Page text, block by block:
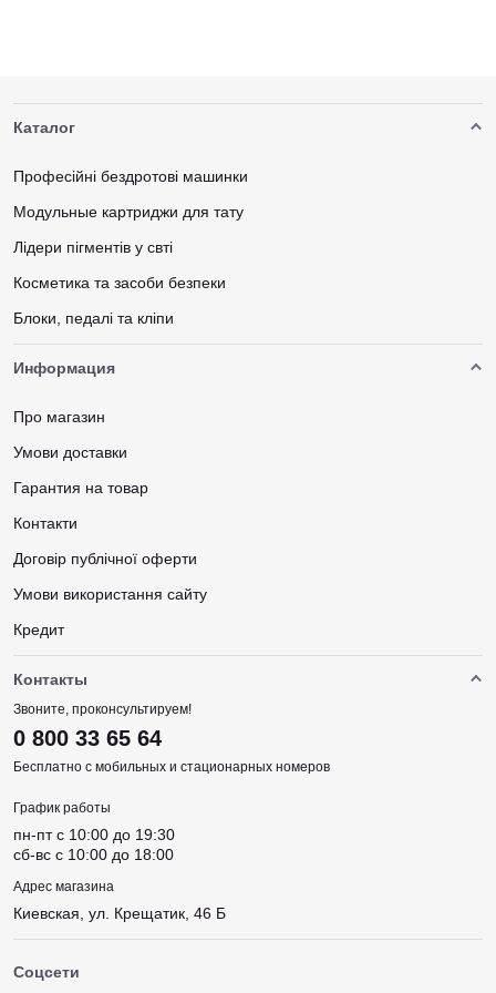
Каталог
Професійні бездротові машинки
Модульные картриджи для тату
Лідери пігментів у свті
Косметика та засоби безпеки
Блоки, педалі та кліпи
Информация
Про магазин
Умови доставки
Гарантия на товар
Контакти
Договір публічної оферти
Умови використання сайту
Кредит
Контакты
Звоните, проконсультируем!
0 800 33 65 64
Бесплатно с мобильных и стационарных номеров
График работы
пн-пт c 10:00 до 19:30
сб-вс c 10:00 до 18:00
Адрес магазина
Киевская, ул. Крещатик, 46 Б
Соцсети